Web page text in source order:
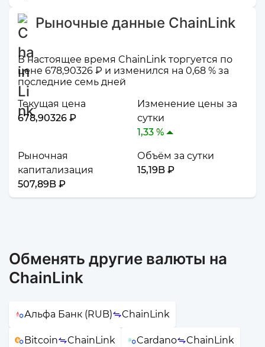
Рыночные данные ChainLink
В настоящее время ChainLink торгуется по
цене 678,90326 ₽ и изменился на 0,68 % за
последние семь дней
Текущая цена
678,90326 ₽
Изменение цены за
сутки
1,33 %
Рыночная
капитализация
507,89B ₽
Объём за сутки
15,19B ₽
Обменять другие валюты на
ChainLink
Альфа Банк (RUB) ChainLink
Bitcoin ChainLink Cardano ChainLink